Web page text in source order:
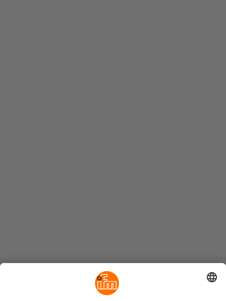
隐私政策